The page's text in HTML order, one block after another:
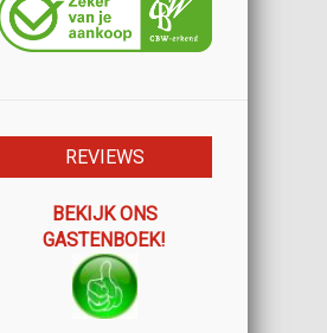
REVIEWS
BEKIJK ONS
GASTENBOEK!